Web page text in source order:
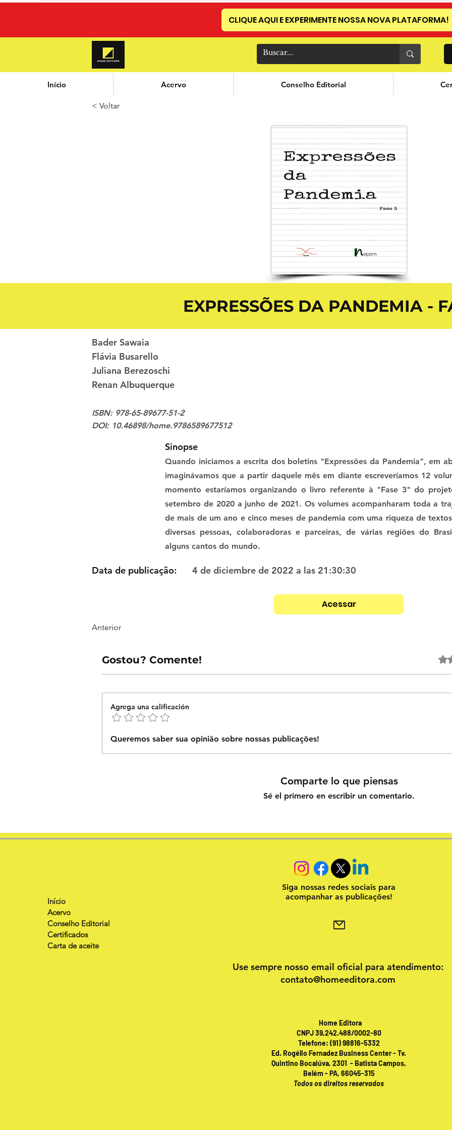
CLIQUE AQUI E EXPERIMENTE NOSSA NOVA PLATAFORMA!
Início Acervo Conselho Editorial
< Voltar
EXPRESSÕES DA PANDEMIA -
Bader Sawaia
Flávia Busarello
Juliana Berezoschi
Renan Albuquerque
ISBN: 978-65-89677-51-2
DOI: 10.46898/home.9786589677512
Sinopse
Quando iniciamos a escrita dos boletins "Expressões da Pandemia", em
imaginávamos que a partir daquele mês em diante escreveríamos 12
momento estaríamos organizando o livro referente à "Fase 3" do
setembro de 2020 a junho de 2021. Os volumes acompanharam toda a
de mais de um ano e cinco meses de pandemia com uma riqueza de
diversas pessoas, colaboradoras e parceiras, de várias regiões do
alguns cantos do mundo.
Data de publicação: 4 de diciembre de 2022 a las 21:30:30
Acessar
Anterior
Gostou? Comente!
Agrega una calificación
Queremos saber sua opinião sobre nossas publicações!
Comparte lo que piensas
Sé el primero en escribir un comentario.
Início
Acervo
Conselho Editorial
Certificados
Carta de aceite
Siga nossas redes sociais para
acompanhar as publicações!
Use sempre nosso email oficial para atendimento:
contato@homeeditora.com
Home Editora
CNPJ 39.242.488/0002-80
Telefone: (91) 98816-5332
Ed. Rogélio Fernadez Business Center - Tv.
Quintino Bocaiúva, 2301 - Batista Campos,
Belém - PA, 66045-315
Todos os direitos reservados